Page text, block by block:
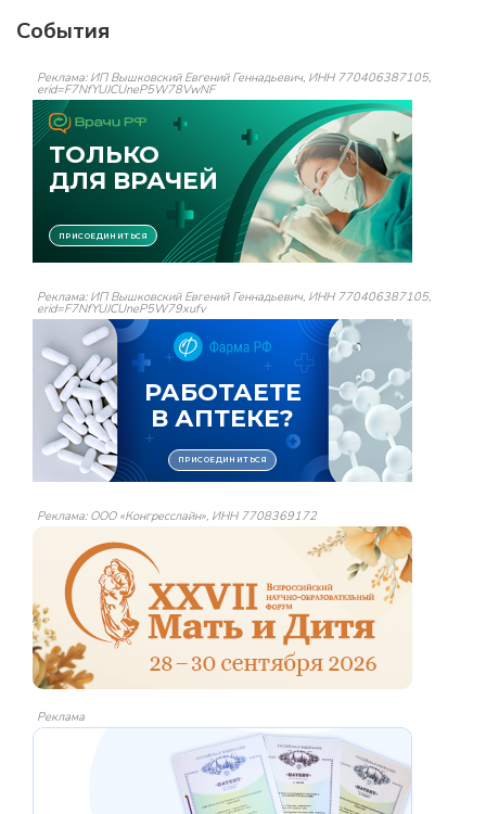
События
Реклама: ИП Вышковский Евгений Геннадьевич, ИНН 770406387105,
erid=F7NfYUJCUneP5W78VwNF
Реклама: ИП Вышковский Евгений Геннадьевич, ИНН 770406387105,
erid=F7NfYUJCUneP5W79xufv
Реклама: ООО «Конгресслайн», ИНН 7708369172
Реклама